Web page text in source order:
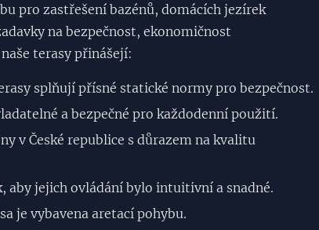
pro zastřešení bazénů, domácích jezírek
na bezpečnost, ekonomičnost
terasy přinášejí:
splňují přísné statické normy pro bezpečnost.
a bezpečné pro každodenní použití.
v České republice s důrazem na kvalitu
aby jejich ovládání bylo intuitivní a snadné.
je vybavena aretací pohybu.